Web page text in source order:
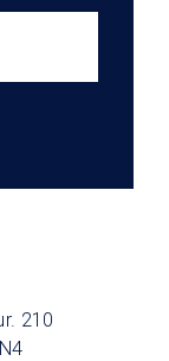
210